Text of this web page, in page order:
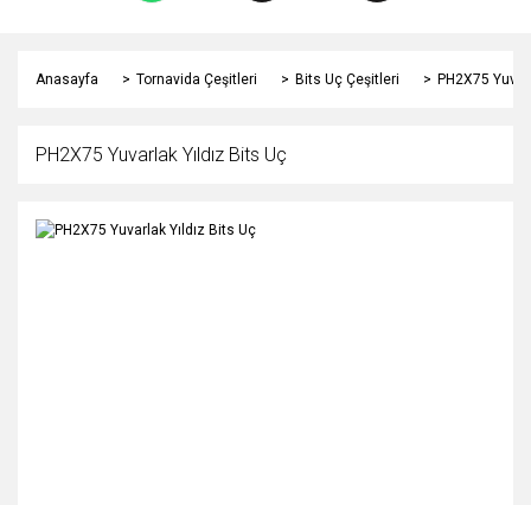
Anasayfa Tornavida Çeşitleri Bits Uç Çeşitleri PH2X75
PH2X75 Yuvarlak Yıldız Bits Uç